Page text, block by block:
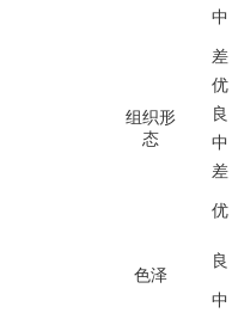
中
差
组织形
态
优
良
中
差
色泽
优
良
中